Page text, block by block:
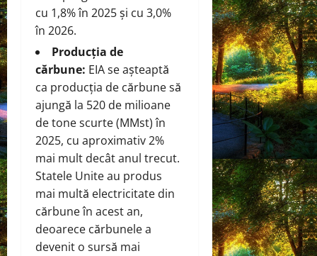
cu 1,8% în 2025 și cu 3,0%
în 2026.
Producția de
cărbune: EIA se așteaptă
ca producția de cărbune să
ajungă la 520 de milioane
de tone scurte (MMst) în
2025, cu aproximativ 2%
mai mult decât anul trecut.
Statele Unite au produs
mai multă electricitate din
cărbune în acest an,
deoarece cărbunele a
devenit o sursă mai